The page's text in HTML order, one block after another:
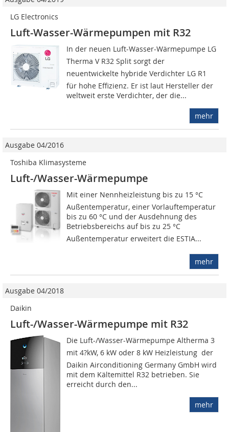
LG Electronics
Luft-Wasser-Wärmepumpen mit R32
In der neuen Luft-Wasser-Wärmepumpe LG
Therma V R32 Split sorgt der
neuentwickelte hybride Verdichter LG R1
für hohe Effizienz. Er ist laut Hersteller der
weltweit erste Verdichter, der die...
mehr
Ausgabe 04/2016
Toshiba Klimasysteme
Luft-/Wasser-Wärmepumpe
Mit einer Nennheizleistung bis zu 15 °C
Außentemperatur, einer Vorlauftemperatur
bis zu 60 °C und der Ausdehnung des
Betriebsbereichs auf bis zu 25 °C
Außentemperatur erweitert die ESTIA...
mehr
Ausgabe 04/2018
Daikin
Luft-/Wasser-Wärmepumpe mit R32
Die Luft-/Wasser-Wärmepumpe Altherma 3 
mit 4?kW, 6 kW oder 8 kW Heizleistung  der
Daikin Airconditioning Germany GmbH wird
mit dem Kältemittel R32 betrieben. Sie
erreicht durch den...
mehr